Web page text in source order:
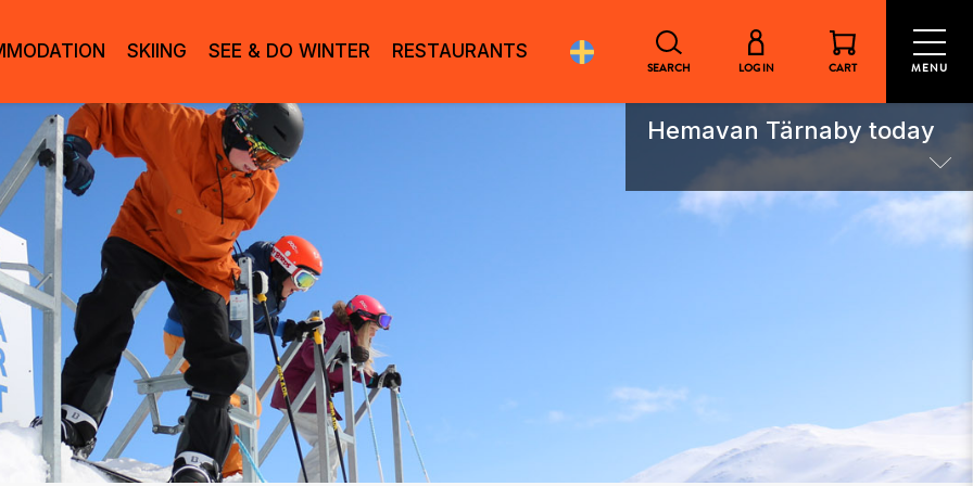
SKIING SEE & DO WINTER RESTAURANTS
SEARCH LOG IN CART MENU
Hemavan Tärnaby today